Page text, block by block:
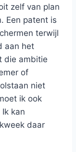
zelf van plan
Een patent is
terwijl
aan het
die ambitie
of
niet
ik ook
kan
daar